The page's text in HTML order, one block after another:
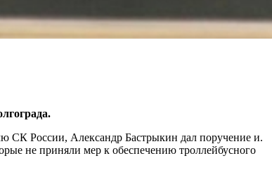
СК России, Александр Бастрыкин дал поручение и.
не приняли мер к обеспечению троллейбусного